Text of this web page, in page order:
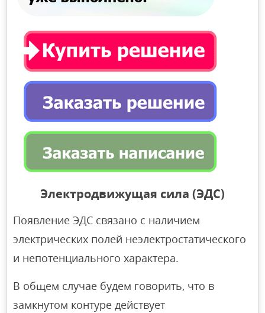
Электродвижущая сила (ЭДС)
Появление ЭДС связано с наличием
электрических полей неэлектростатического
и непотенциального характера.
В общем случае будем говорить, что в
замкнутом контуре действует